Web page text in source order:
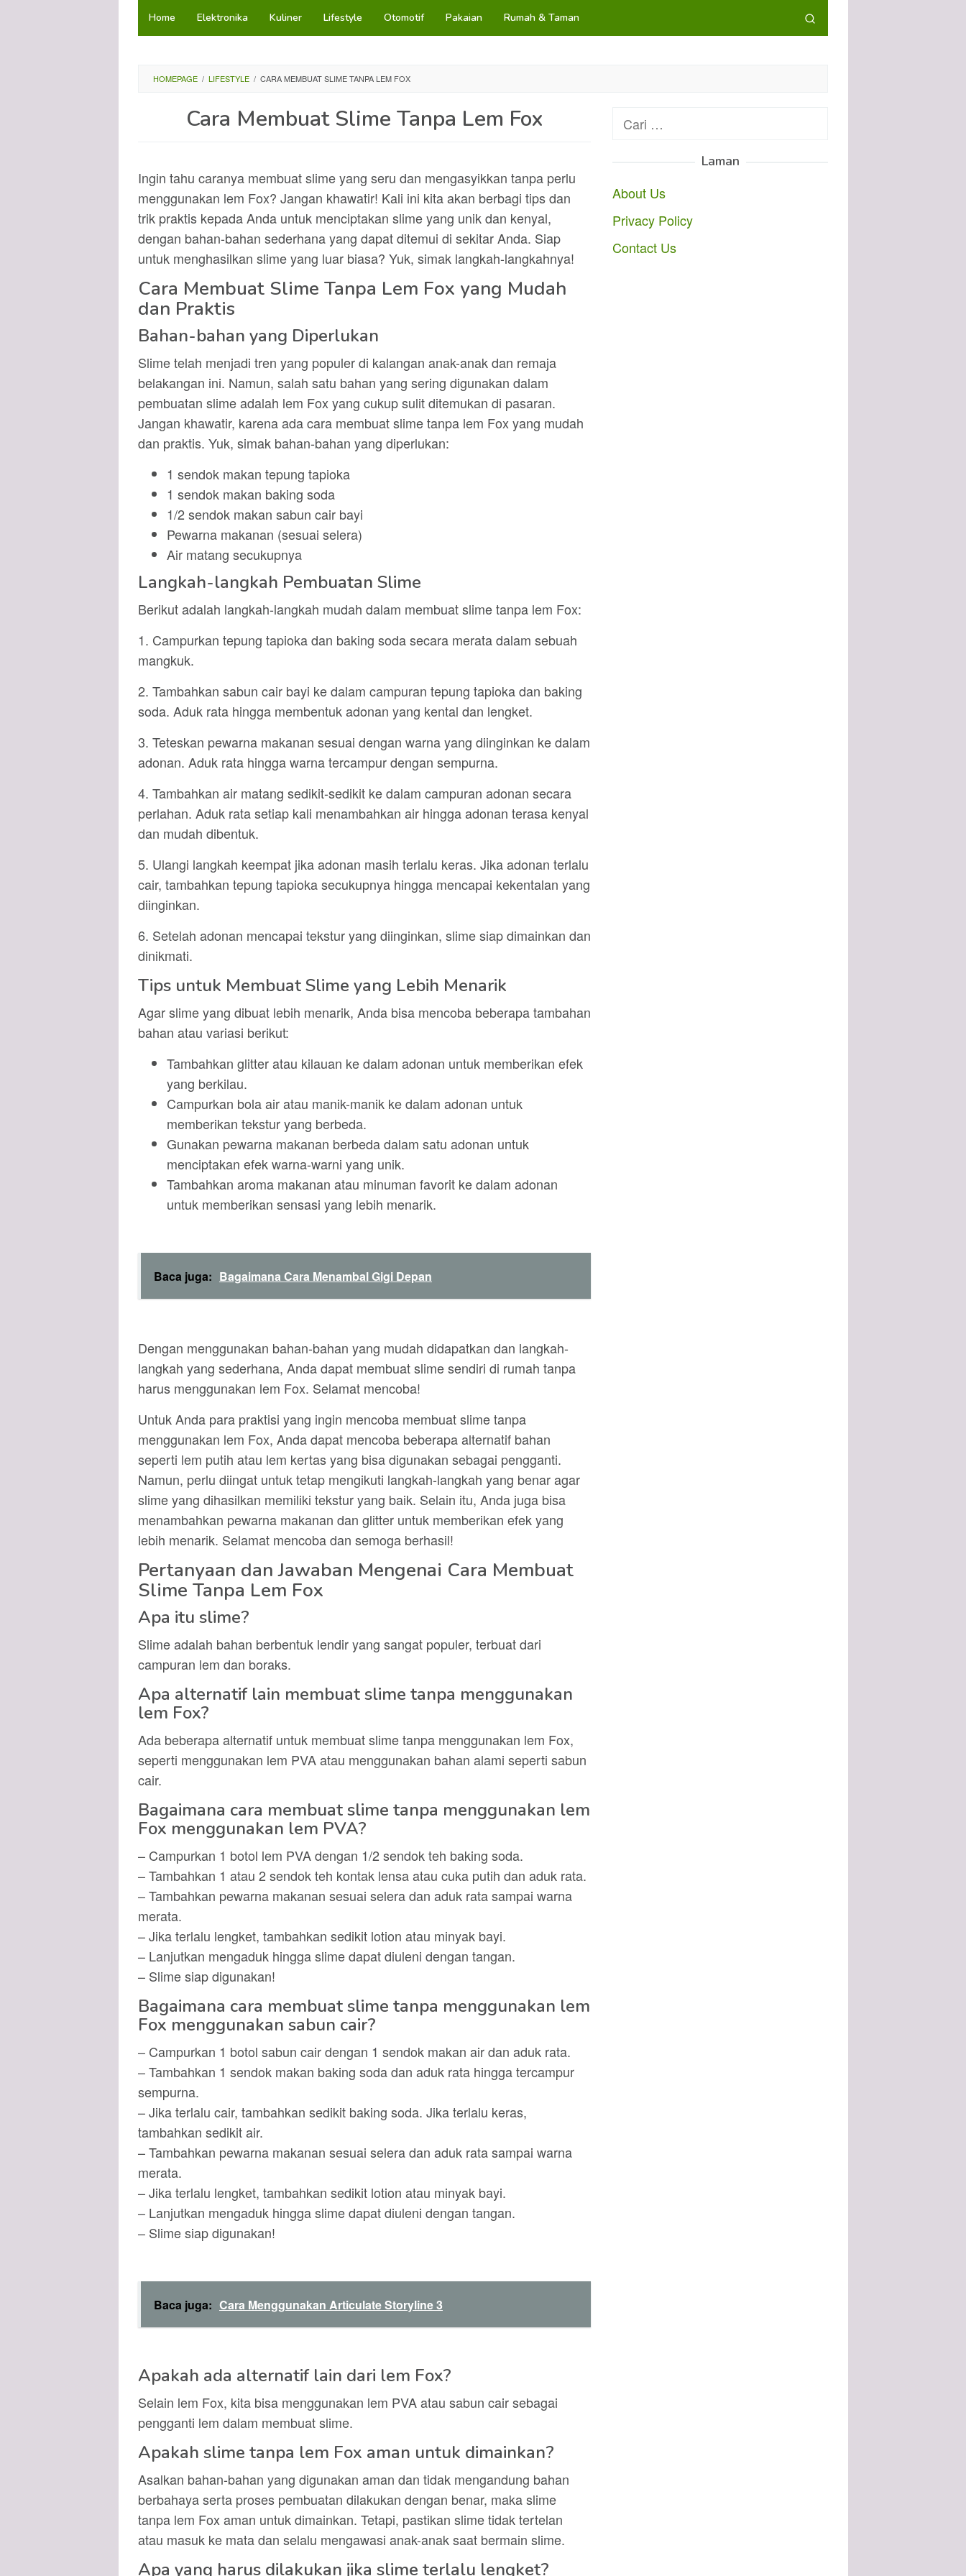
LoncatHome Elektronika Kuliner Lifestyle Otomotif Pakaian Rumah & Taman
HOMEPAGE / LIFESTYLE / CARA MEMBUAT SLIME TANPA LEM FOX
Cara Membuat Slime Tanpa Lem Fox
Ingin tahu caranya membuat slime yang seru dan mengasyikkan tanpa perlu
menggunakan lem Fox? Jangan khawatir! Kali ini kita akan berbagi tips dan
trik praktis kepada Anda untuk menciptakan slime yang unik dan kenyal,
dengan bahan-bahan sederhana yang dapat ditemui di sekitar Anda. Siap
untuk menghasilkan slime yang luar biasa? Yuk, simak langkah-langkahnya!
Cara Membuat Slime Tanpa Lem Fox yang Mudah
dan Praktis
Bahan-bahan yang Diperlukan
Slime telah menjadi tren yang populer di kalangan anak-anak dan remaja
belakangan ini. Namun, salah satu bahan yang sering digunakan dalam
pembuatan slime adalah lem Fox yang cukup sulit ditemukan di pasaran.
Jangan khawatir, karena ada cara membuat slime tanpa lem Fox yang mudah
dan praktis. Yuk, simak bahan-bahan yang diperlukan:
1 sendok makan tepung tapioka
1 sendok makan baking soda
1/2 sendok makan sabun cair bayi
Pewarna makanan (sesuai selera)
Air matang secukupnya
Langkah-langkah Pembuatan Slime
Berikut adalah langkah-langkah mudah dalam membuat slime tanpa lem Fox:
1. Campurkan tepung tapioka dan baking soda secara merata dalam sebuah
mangkuk.
2. Tambahkan sabun cair bayi ke dalam campuran tepung tapioka dan baking
soda. Aduk rata hingga membentuk adonan yang kental dan lengket.
3. Teteskan pewarna makanan sesuai dengan warna yang diinginkan ke dalam
adonan. Aduk rata hingga warna tercampur dengan sempurna.
4. Tambahkan air matang sedikit-sedikit ke dalam campuran adonan secara
perlahan. Aduk rata setiap kali menambahkan air hingga adonan terasa kenyal
dan mudah dibentuk.
5. Ulangi langkah keempat jika adonan masih terlalu keras. Jika adonan terlalu
cair, tambahkan tepung tapioka secukupnya hingga mencapai kekentalan yang
diinginkan.
6. Setelah adonan mencapai tekstur yang diinginkan, slime siap dimainkan dan
dinikmati.
Tips untuk Membuat Slime yang Lebih Menarik
Agar slime yang dibuat lebih menarik, Anda bisa mencoba beberapa tambahan
bahan atau variasi berikut:
Tambahkan glitter atau kilauan ke dalam adonan untuk memberikan efek
yang berkilau.
Campurkan bola air atau manik-manik ke dalam adonan untuk
memberikan tekstur yang berbeda.
Gunakan pewarna makanan berbeda dalam satu adonan untuk
menciptakan efek warna-warni yang unik.
Tambahkan aroma makanan atau minuman favorit ke dalam adonan
untuk memberikan sensasi yang lebih menarik.
Baca juga: Bagaimana Cara Menambal Gigi Depan
Dengan menggunakan bahan-bahan yang mudah didapatkan dan langkah-
langkah yang sederhana, Anda dapat membuat slime sendiri di rumah tanpa
harus menggunakan lem Fox. Selamat mencoba!
Untuk Anda para praktisi yang ingin mencoba membuat slime tanpa
menggunakan lem Fox, Anda dapat mencoba beberapa alternatif bahan
seperti lem putih atau lem kertas yang bisa digunakan sebagai pengganti.
Namun, perlu diingat untuk tetap mengikuti langkah-langkah yang benar agar
slime yang dihasilkan memiliki tekstur yang baik. Selain itu, Anda juga bisa
menambahkan pewarna makanan dan glitter untuk memberikan efek yang
lebih menarik. Selamat mencoba dan semoga berhasil!
Pertanyaan dan Jawaban Mengenai Cara Membuat
Slime Tanpa Lem Fox
Apa itu slime?
Slime adalah bahan berbentuk lendir yang sangat populer, terbuat dari
campuran lem dan boraks.
Apa alternatif lain membuat slime tanpa menggunakan
lem Fox?
Ada beberapa alternatif untuk membuat slime tanpa menggunakan lem Fox,
seperti menggunakan lem PVA atau menggunakan bahan alami seperti sabun
cair.
Bagaimana cara membuat slime tanpa menggunakan lem
Fox menggunakan lem PVA?
– Campurkan 1 botol lem PVA dengan 1/2 sendok teh baking soda.
– Tambahkan 1 atau 2 sendok teh kontak lensa atau cuka putih dan aduk rata.
– Tambahkan pewarna makanan sesuai selera dan aduk rata sampai warna
merata.
– Jika terlalu lengket, tambahkan sedikit lotion atau minyak bayi.
– Lanjutkan mengaduk hingga slime dapat diuleni dengan tangan.
– Slime siap digunakan!
Bagaimana cara membuat slime tanpa menggunakan lem
Fox menggunakan sabun cair?
– Campurkan 1 botol sabun cair dengan 1 sendok makan air dan aduk rata.
– Tambahkan 1 sendok makan baking soda dan aduk rata hingga tercampur
sempurna.
– Jika terlalu cair, tambahkan sedikit baking soda. Jika terlalu keras,
tambahkan sedikit air.
– Tambahkan pewarna makanan sesuai selera dan aduk rata sampai warna
merata.
– Jika terlalu lengket, tambahkan sedikit lotion atau minyak bayi.
– Lanjutkan mengaduk hingga slime dapat diuleni dengan tangan.
– Slime siap digunakan!
Baca juga: Cara Menggunakan Articulate Storyline 3
Apakah ada alternatif lain dari lem Fox?
Selain lem Fox, kita bisa menggunakan lem PVA atau sabun cair sebagai
pengganti lem dalam membuat slime.
Apakah slime tanpa lem Fox aman untuk dimainkan?
Asalkan bahan-bahan yang digunakan aman dan tidak mengandung bahan
berbahaya serta proses pembuatan dilakukan dengan benar, maka slime
tanpa lem Fox aman untuk dimainkan. Tetapi, pastikan slime tidak tertelan
atau masuk ke mata dan selalu mengawasi anak-anak saat bermain slime.
Apa yang harus dilakukan jika slime terlalu lengket?
Cari
Laman
About Us
Privacy Policy
Contact Us